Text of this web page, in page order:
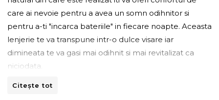
care ai nevoie pentru a avea un somn odihnitor si
pentru a-ti "incarca bateriile" in fiecare noapte. Aceasta
lenjerie te va transpune intr-o dulce visare iar
dimineata te va gasi mai odihnit si mai revitalizat ca
niciodata.
Bine de stiut
Citește tot